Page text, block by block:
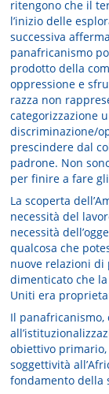
ritengono che il
l’inizio delle
successiva
panafricanismo
prodotto della
oppressione e
razza non
categorizzazione
discriminazione/
prescindere dal
padrone. Non
per finire a fare
La scoperta
necessità del
necessità
qualcosa che
nuove relazioni di
dimenticato che
Uniti era
Il panafricanismo,
obiettivo
soggettività
fondamento della